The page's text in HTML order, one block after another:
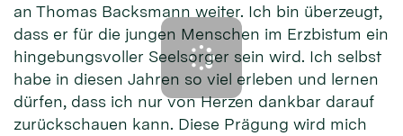
an Thomas Backsmann weiter. Ich bin überzeugt,
dass er für die jungen Menschen im Erzbistum ein
hingebungsvoller Seelsorger sein wird. Ich selbst
habe in diesen Jahren so viel erleben und lernen
dürfen, dass ich nur von Herzen dankbar darauf
zurückschauen kann. Diese Prägung wird mich